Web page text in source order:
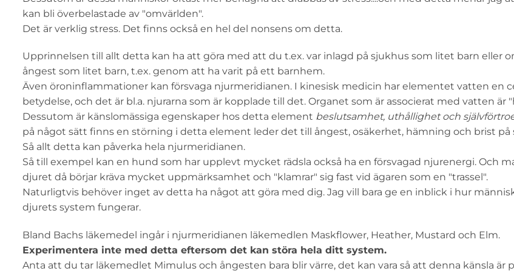
kan bli överbelastade av "omvärlden".
Det är verklig stress. Det finns också en hel del nonsens om detta.
Upprinnelsen till allt detta kan ha att göra med att du t.ex. var inlagd på sjukhus som litet barn eller
ångest som litet barn, t.ex. genom att ha varit på ett barnhem.
Även öroninflammationer kan försvaga njurmeridianen. I kinesisk medicin har elementet vatten en
betydelse, och det är bl.a. njurarna som är kopplade till det. Organet som är associerat med vatten är
Dessutom är känslomässiga egenskaper hos detta element beslutsamhet, uthållighet och
på något sätt finns en störning i detta element leder det till ångest, osäkerhet, hämning och brist på
Så allt detta kan påverka hela njurmeridianen.
Så till exempel kan en hund som har upplevt mycket rädsla också ha en försvagad njurenergi. Och
djuret då börjar kräva mycket uppmärksamhet och "klamrar" sig fast vid ägaren som en "trassel".
Naturligtvis behöver inget av detta ha något att göra med dig. Jag vill bara ge en inblick i hur
djurets system fungerar.
Bland Bachs läkemedel ingår i njurmeridianen läkemedlen Maskflower, Heather, Mustard och Elm.
Experimentera inte med detta eftersom det kan störa hela ditt system.
Anta att du tar läkemedlet Mimulus och ångesten bara blir värre, det kan vara så att denna känsla är